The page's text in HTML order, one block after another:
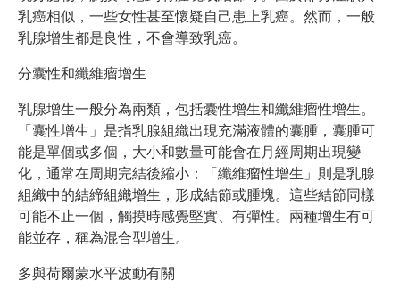
乳癌相似，一些女性甚至懷疑自己患上乳癌。然而，一般
乳腺增生都是良性，不會導致乳癌。
分囊性和纖維瘤增生
乳腺增生一般分為兩類，包括囊性增生和纖維瘤性增生。
「囊性增生」是指乳腺組織出現充滿液體的囊腫，囊腫可
能是單個或多個，大小和數量可能會在月經周期出現變
化，通常在周期完結後縮小；「纖維瘤性增生」則是乳腺
組織中的結締組織增生，形成結節或腫塊。這些結節同樣
可能不止一個，觸摸時感覺堅實、有彈性。兩種增生有可
能並存，稱為混合型增生。
多與荷爾蒙水平波動有關